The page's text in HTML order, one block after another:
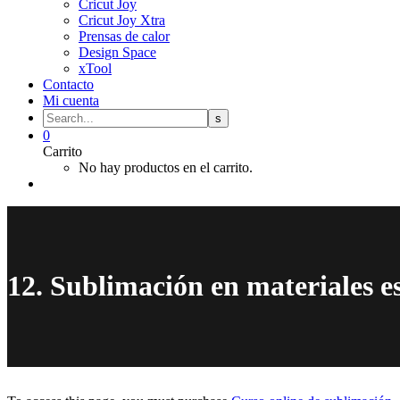
Cricut Joy
Cricut Joy Xtra
Prensas de calor
Design Space
xTool
Contacto
Mi cuenta
0
Carrito
No hay productos en el carrito.
12. Sublimación en materiales